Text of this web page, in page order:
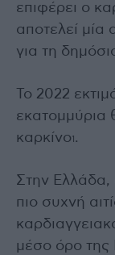
επιφέρει ο
αποτελεί μία
για τη
Το 2022
εκατομμύρια
καρκίνο1 .
Στην Ελλάδα,
πιο συχνή
μέσο όρο της